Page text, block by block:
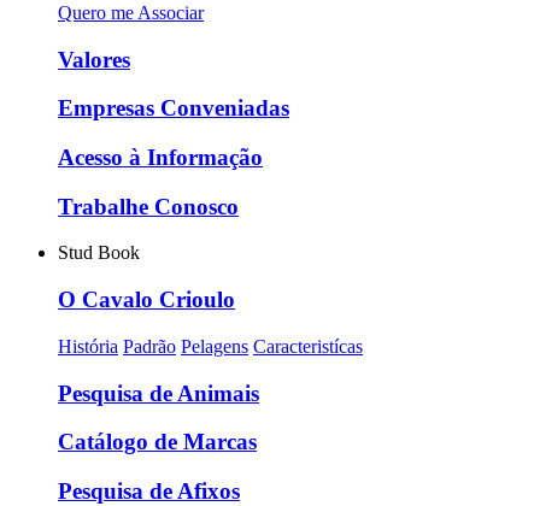
Quero me Associar
Valores
Empresas Conveniadas
Acesso à Informação
Trabalhe Conosco
Stud Book
O Cavalo Crioulo
História Padrão Pelagens Caracteristícas
Pesquisa de Animais
Catálogo de Marcas
Pesquisa de Afixos